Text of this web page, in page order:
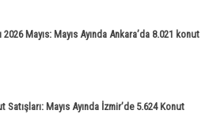
Mayıs: Mayıs Ayında Ankara’da 8.021 konut
Satışları: Mayıs Ayında İzmir’de 5.624 Konut